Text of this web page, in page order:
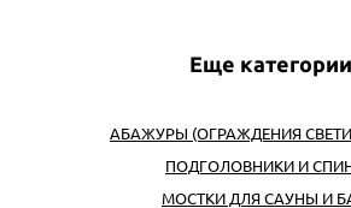
Еще категории
АБАЖУРЫ (ОГРАЖДЕНИЯ
ПОДГОЛОВНИКИ И
МОСТКИ ДЛЯ САУНЫ И